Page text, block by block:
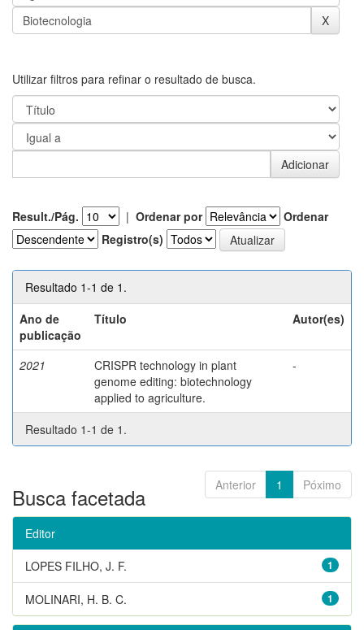
Utilizar filtros para refinar o resultado de busca.
Result./Pág. | Ordenar por
Ordenar
Registro(s)
Resultado 1-1 de 1.
Ano de
publicação
Título Autor(es)
2021
CRISPR technology in plant
genome editing: biotechnology
applied to agriculture.
-
Resultado 1-1 de 1.
Anterior 1 Póximo
Busca facetada
Editor
1
LOPES FILHO, J. F.
1
MOLINARI, H. B. C.